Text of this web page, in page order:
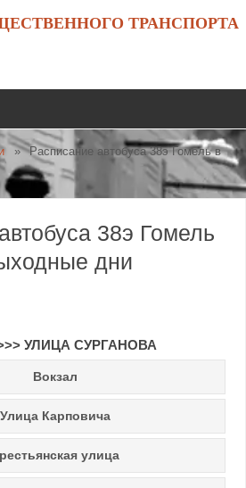
ТРАНСПОРТА
» Расписание автобуса 38э Гомель в
38э Гомель
дни
УЛИЦА СУРГАНОВА
Вокзал
Улица Карповича
улица